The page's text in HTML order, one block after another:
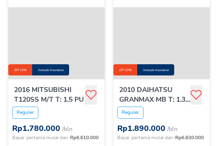
DP 10% Include Insurance
2016 MITSUBISHI
T120SS M/T T: 1.5 PU
Reguler
Rp1.780.000 /bln
Bayar pertama mulai dari Rp6.610.000
DP 10% Include Insurance
2010 DAIHATSU
GRANMAX MB T: 1.3
M/T
Reguler
Rp1.890.000 /bln
Bayar pertama mulai dari Rp6.830.000